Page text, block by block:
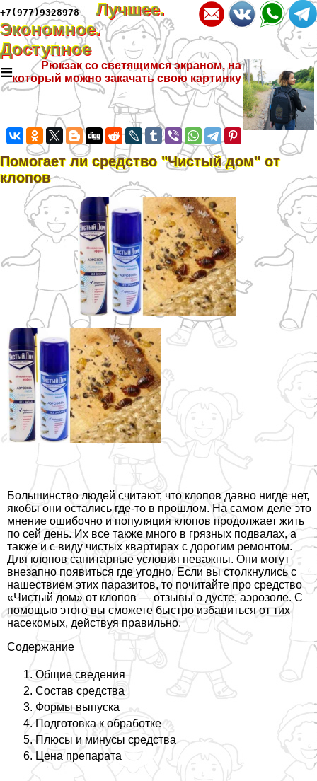
+7(977)9328978
Лучшее.
Экономное.
Доступное
≡
Рюкзак со светящимся экраном, на
который можно закачать свою картинку
Помогает ли средство "Чистый дом" от
клопов
Большинство людей считают, что клопов давно нигде нет,
якобы они остались где-то в прошлом. На самом деле это
мнение ошибочно и популяция клопов продолжает жить
по сей день. Их все также много в грязных подвалах, а
также и с виду чистых квартирах с дорогим ремонтом.
Для клопов санитарные условия неважны. Они могут
внезапно появиться где угодно.Если вы столкнулись с
нашествием этих паразитов, то почитайте про средство
«Чистый дом» от клопов — отзывы о дусте, аэрозоле. С
помощью этого вы сможете быстро избавиться от тих
насекомых, действуя правильно.
Содержание
Общие сведения
Состав средства
Формы выпуска
Подготовка к обработке
Плюсы и минусы средства
Цена препарата